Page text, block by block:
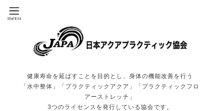
健康寿命を延ばすことを目的とし、身体の機能改善を行う
「水中整体」「プラクティックアクア」「プラクティックフロ
アーストレッチ」
3つのライセンスを発行している協会です。